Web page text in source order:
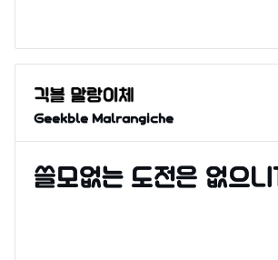
Geekble Malrangiche